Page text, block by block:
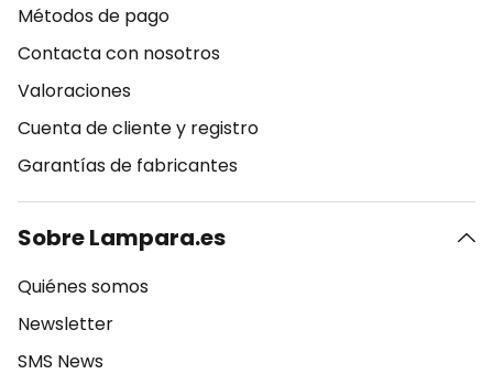
Métodos de pago
Contacta con nosotros
Valoraciones
Cuenta de cliente y registro
Garantías de fabricantes
Sobre Lampara.es
Quiénes somos
Newsletter
SMS News